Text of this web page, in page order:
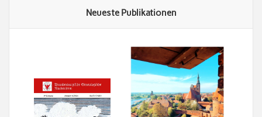
Neueste Publikationen